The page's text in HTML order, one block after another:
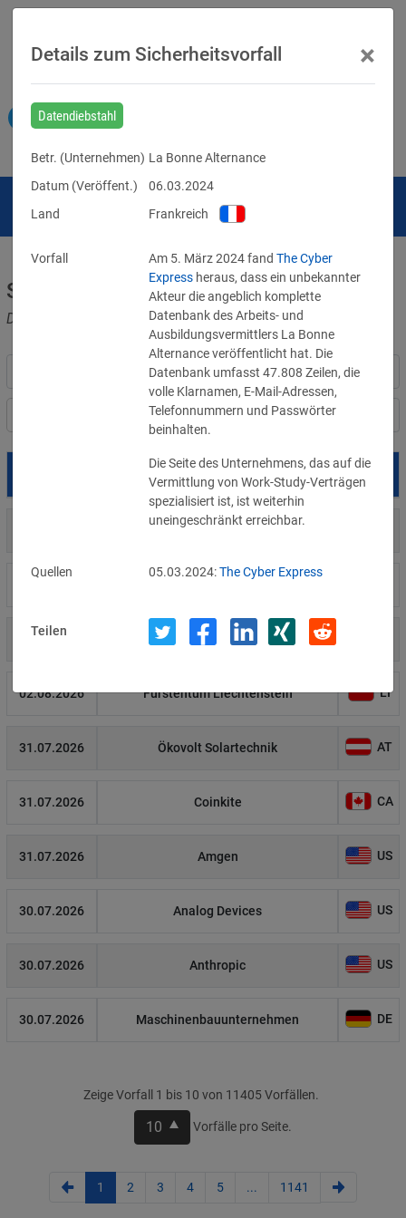
Sicherheitsvorfälle
Datenpannen, Cyber-Angriffe und Schwachstellen
Länderauswahl
Betroffene
03.08.2026 AnMed
02.08.2026 Fürstentum Liechtenstein LI
31.07.2026 Ökovolt Solartechnik AT
31.07.2026 Coinkite CA
31.07.2026 Amgen US
30.07.2026 Analog Devices US
30.07.2026 Anthropic US
30.07.2026 Maschinenbauunternehmen DE
Zeige Vorfall 1 bis 10 von 11405 Vorfällen.
10 Vorfälle pro Seite.
1 2 3 4 5 ... 1141
Details zum Sicherheitsvorfall ×
Datendiebstahl
Betr. (Unternehmen) La Bonne Alternance
Datum (Veröffent.)
06.03.2024
Land
Frankreich
Vorfall Am 5. März 2024 fand The Cyber
Express heraus, dass ein unbekannter
Akteur die angeblich komplette
Datenbank des Arbeits- und
Ausbildungsvermittlers La Bonne
Alternance veröffentlicht hat. Die
Datenbank umfasst 47.808 Zeilen, die
volle Klarnamen, E-Mail-Adressen,
Telefonnummern und Passwörter
beinhalten.
Die Seite des Unternehmens, das auf die
Vermittlung von Work-Study-Verträgen
spezialisiert ist, ist weiterhin
uneingeschränkt erreichbar.
Quellen 05.03.2024:The Cyber Express
Teilen